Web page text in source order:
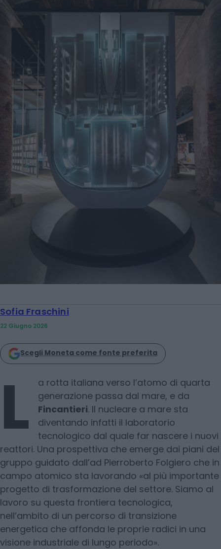
Sofia Fraschini
22 Giugno 2026
Scegli Moneta come fonte preferita
L
a rotta italiana verso l’atomo di quarta
generazione passa dal mare, e da
Fincantieri. Il nucleare a mare sta
diventando infatti il laboratorio
tecnologico dal quale far nascere i nuovi
reattori. Una prospettiva che emerge dai piani del
gruppo guidato dall’ad Pierroberto Folgiero che in
campo atomico sta lavorando «al più importante
progetto di trasformazione del settore. Siamo al
lavoro su questa frontiera tecnologica,
nell’ambito di un percorso di transizione
energetica che affonda le proprie radici in una
visione industriale di lungo periodo».